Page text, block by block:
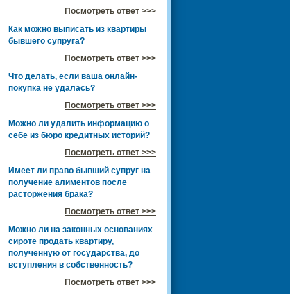
Посмотреть ответ >>>
Как можно выписать из квартиры
бывшего супруга?
Посмотреть ответ >>>
Что делать, если ваша онлайн-
покупка не удалась?
Посмотреть ответ >>>
Можно ли удалить информацию о
себе из бюро кредитных историй?
Посмотреть ответ >>>
Имеет ли право бывший супруг на
получение алиментов после
расторжения брака?
Посмотреть ответ >>>
Можно ли на законных основаниях
сироте продать квартиру,
полученную от государства, до
вступления в собственность?
Посмотреть ответ >>>